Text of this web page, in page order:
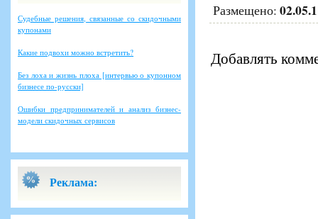
Судебные решения, связанные со скидочными
купонами
Какие подвохи можно встретить?
Без лоха и жизнь плоха [интервью о купонном
бизнесе по-русски]
Ошибки предпринимателей и анализ бизнес-
модели скидочных сервисов
Реклама:
Размещено:
Добавлять